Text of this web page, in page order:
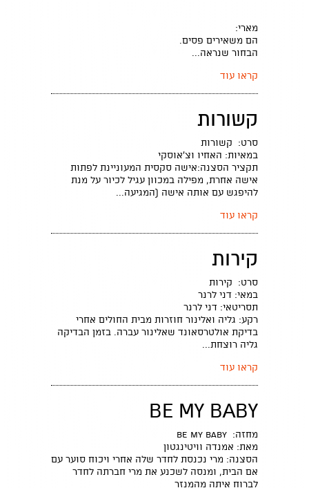
מארי:
הם משאירים פסים.
הבחור שנראה...
קראו עוד
קשורות
סרט: קשורות
במאיות: האחיו וצ'אוסקי
תקציר הסצנה:אישה סקסית המעוניינת לפתות
אישה אחרת, מפילה במכוון עגיל לכיור על מנת
להיפגש עם אותה אישה (המגיעה...
קראו עוד
קירות
סרט: קירות
במאי: דני לרנר
תסריטאי: דני לרנר
רקע: גליה ואלינור חוזרות מבית החולים אחרי
בדיקת אולטרסאונד שאלינור עברה. בזמן הבדיקה
גליה רוצחת...
קראו עוד
BE MY BABY
מחזה: Be my baby
מאת: אמנדה וויטינגטון
הסצנה: מרי נכנסת לחדר שלה אחרי ויכוח סוער עם
אם הבית, ומנסה לשכנע את מרי חברתה לחדר
לברוח איתה מהמנזר